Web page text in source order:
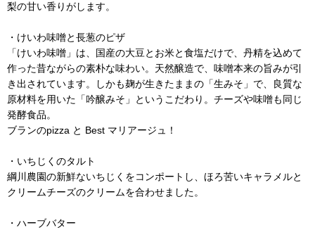
梨の甘い香りがします。
・けいわ味噌と長葱のピザ
「けいわ味噌」は、国産の大豆とお米と食塩だけで、丹精を込めて
作った昔ながらの素朴な味わい。天然醸造で、味噌本来の旨みが引
き出されています。しかも麹が生きたままの「生みそ」で、良質な
原材料を用いた「吟醸みそ」というこだわり。チーズや味噌も同じ
発酵食品。
ブランのpizza と Best マリアージュ！
・いちじくのタルト
綱川農園の新鮮ないちじくをコンポートし、ほろ苦いキャラメルと
クリームチーズのクリームを合わせました。
・ハーブバター